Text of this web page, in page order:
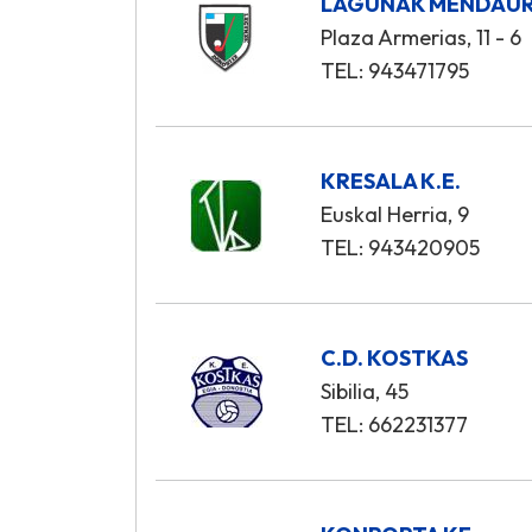
Plaza Armerias, 11 - 6
TEL: 943471795
KRESALA K.E.
Euskal Herria, 9
TEL: 943420905
C.D. KOSTKAS
Sibilia, 45
TEL: 662231377